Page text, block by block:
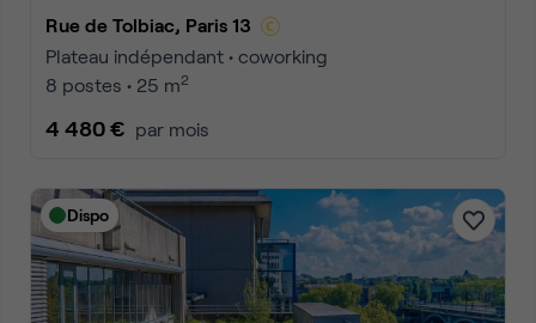
Rue de Tolbiac, Paris 13
Plateau indépendant • coworking
8 postes • 25 m2
4 480 € par mois
Dispo